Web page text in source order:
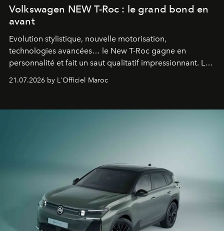
Volkswagen NEW T-Roc : le grand bond en
avant
Evolution stylistique, nouvelle motorisation,
technologies avancées… le New T-Roc gagne en
personnalité et fait un saut qualitatif impressionnant. Le
constructeur allemand a revu en profondeur son SUV
fétiche pour le rendre plus premium. Et le pari semble
21.07.2026 by L'Officiel Maroc